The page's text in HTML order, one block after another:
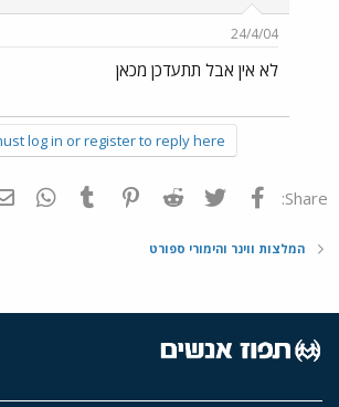
24/4/04
לא אין אבל תתעדכן מכאן
log in or register to reply here.
Share: פייסבוק Twitter
Reddit
Pinterest
Tumblr
המלצות ווינר והימורי ספורט